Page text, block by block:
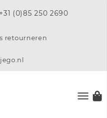
+31 (0)85 250 2690
retourneren